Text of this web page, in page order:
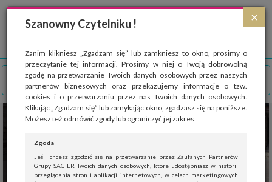
×
Szanowny Czytelniku !
Zanim klikniesz „Zgadzam się” lub zamkniesz to okno, prosimy o
przeczytanie tej informacji. Prosimy w niej o Twoją dobrowolną
zgodę na przetwarzanie Twoich danych osobowych przez naszych
partnerów biznesowych oraz przekazujemy informacje o tzw.
cookies i o przetwarzaniu przez nas Twoich danych osobowych.
Klikając „Zgadzam się” lub zamykając okno, zgadzasz się na poniższe.
Możesz też odmówić zgody lub ograniczyć jej zakres.
Zgoda
Jeśli chcesz zgodzić się na przetwarzanie przez Zaufanych Partnerów
Grupy SAGIER Twoich danych osobowych, które udostępniasz w historii
przeglądania stron i aplikacji internetowych, w celach marketingowych
Strona wykorzystuje pliki cookies, które służą głównie do celów statystycznych.
Wyrażając zgodę na używanie 'cookies', zezwalasz na zapisanie ich w pamięci
przeglądarki. Przejdź do
polityki cookies